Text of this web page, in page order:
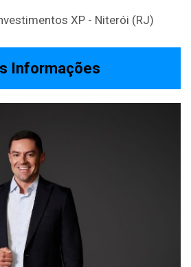
XP - Niterói (RJ)
Informações